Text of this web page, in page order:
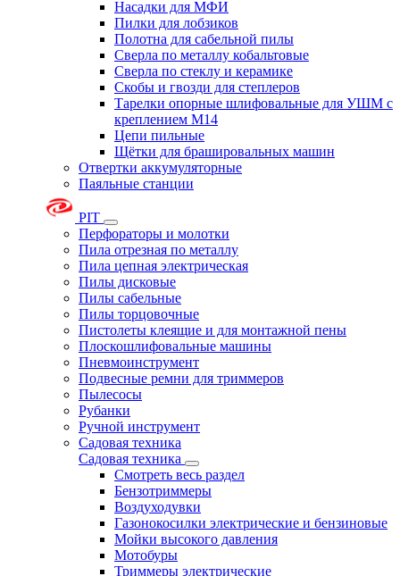
Насадки для МФИ
Пилки для лобзиков
Полотна для сабельной пилы
Сверла по металлу кобальтовые
Сверла по стеклу и керамике
Скобы и гвозди для степлеров
Тарелки опорные шлифовальные для УШМ с
креплением М14
Цепи пильные
Щётки для брашировальных машин
Отвертки аккумуляторные
Паяльные станции
PIT
Перфораторы и молотки
Пила отрезная по металлу
Пила цепная электрическая
Пилы дисковые
Пилы сабельные
Пилы торцовочные
Пистолеты клеящие и для монтажной пены
Плоскошлифовальные машины
Пневмоинструмент
Подвесные ремни для триммеров
Пылесосы
Рубанки
Ручной инструмент
Садовая техника
Садовая техника
Смотреть весь раздел
Бензотриммеры
Воздуходувки
Газонокосилки электрические и бензиновые
Мойки высокого давления
Мотобуры
Триммеры электрические